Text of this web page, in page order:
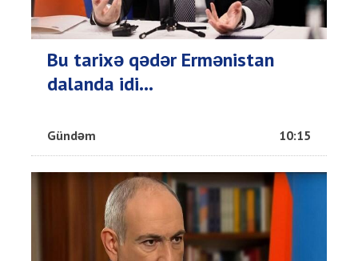
Bu tarixə qədər Ermənistan
dalanda idi...
Gündəm 10:15